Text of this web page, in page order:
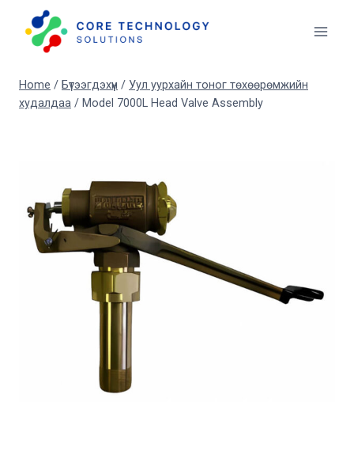
content
Home / Бүтээгдэхүүн / Уул уурхайн тоног төхөөрөмжийн
худалдаа / Model 7000L Head Valve Assembly